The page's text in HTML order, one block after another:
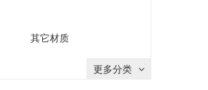
其它材质
更多分类